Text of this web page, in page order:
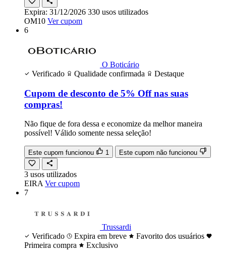
Expira: 31/12/2026 330 usos utilizados
OM10 Ver cupom
6
O Boticário
Verificado
Qualidade confirmada Destaque
Cupom de desconto de 5% Off nas suas
compras!
Não fique de fora dessa e economize da melhor maneira
possível! Válido somente nessa seleção!
Este cupom funcionou 1 Este cupom não funcionou
3 usos utilizados
EIRA Ver cupom
7
Trussardi
Verificado
Expira em breve
Favorito dos usuários
Primeira compra
Exclusivo